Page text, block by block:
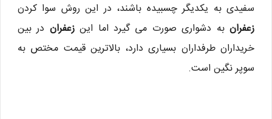
سفیدی به یکدیگر چسبیده باشند، در این روش سوا کردن
زعفرانبه دشواری صورت می گیرد اما اینزعفران در بین
خریداران طرفداران بسیاری دارد، بالاترین قیمت مختص به
سوپر نگین است.